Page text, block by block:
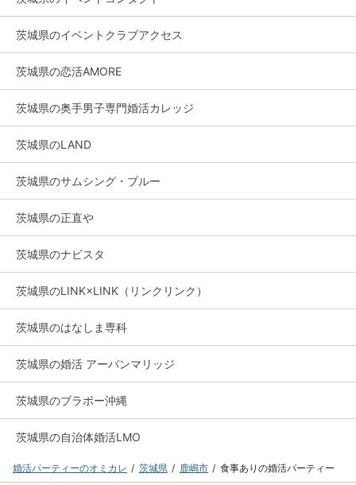
茨城県のイベントクラブアクセス
茨城県の恋活AMORE
茨城県の奥手男子専門婚活カレッジ
茨城県のLAND
茨城県のサムシング・ブルー
茨城県の正直や
茨城県のナビスタ
茨城県のLINK×LINK（リンクリンク）
茨城県のはなしま専科
茨城県の婚活 アーバンマリッジ
茨城県のブラボー沖縄
茨城県の自治体婚活LMO
婚活パーティーのオミカレ 茨城県 鹿嶋市 食事ありの婚活パーティー